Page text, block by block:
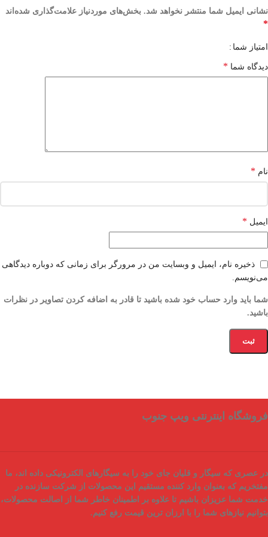
نشانی ایمیل شما منتشر نخواهد شد. بخش‌های موردنیاز علامت‌گذاری شده‌اند
*
امتیاز شما
دیدگاه شما *
نام *
ایمیل *
ذخیره نام، ایمیل و وبسایت من در مرورگر برای زمانی که دوباره دیدگاهی
می‌نویسم.
شما باید وارد حساب خود شده باشید تا قادر به اضافه کردن تصاویر در نظرات
باشید.
فروشگاه اینترنتی ویپ جنوب
در عصری که سیگار و قلیان جای خود را به سیگارهای الکترونیکی داده اند، ما
مفتخریم که بعنوان وارد کننده مستقیم این محصولات از شرکت سازنده در
خدمت شما عزیزان باشیم تا علاوه بر اطمینان خاطر شما از
اصالت محصولات،
بتوانیم نیازهای شما را با ارزان ترین قیمت رفع کنیم.